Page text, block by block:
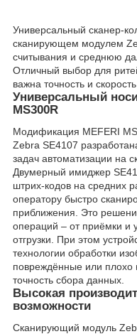
Универсальный сканер-
сканирующем модулем
считывания и среднюю
Отличный выбор для
важна точность и
Универсальный
MS300R
Модификация MEFERI
Zebra SE4107
задач автоматизации на
Двумерный имиджер
штрих-кодов на средних
оператору быстро
приближения. Это
операций – от приёмки и
отгрузки. При этом
технологии обработки
повреждённые или
точность сбора данных.
Высокая
возможности
Сканирующий модуль